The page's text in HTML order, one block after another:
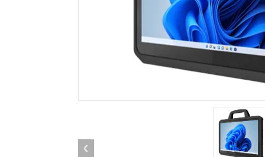
Android Fahrzeugmontierte Computer
Tablet für Fahrzeugmontierte
Funk-
Robuster Roboter- Öl